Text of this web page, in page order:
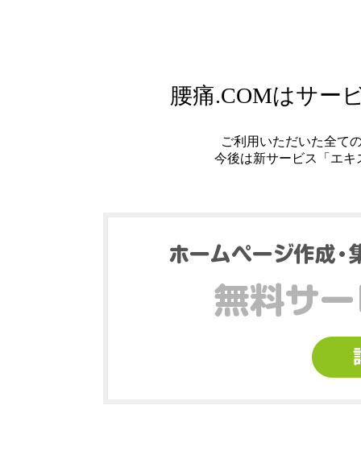
腰痛.COMはサー
ご利用いただいた全て
今後は新サービス「エ